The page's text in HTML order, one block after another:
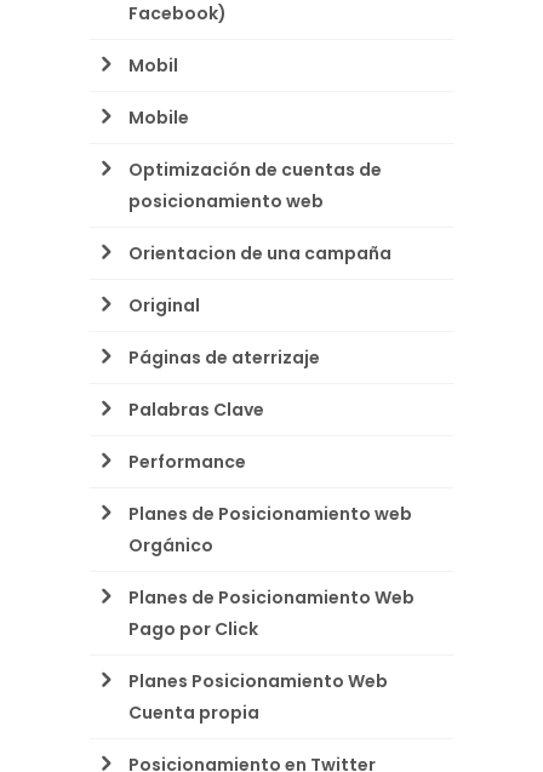
Facebook)
Mobil
Mobile
Optimización de cuentas de
posicionamiento web
Orientacion de una campaña
Original
Páginas de aterrizaje
Palabras Clave
Performance
Planes de Posicionamiento web
Orgánico
Planes de Posicionamiento Web
Pago por Click
Planes Posicionamiento Web
Cuenta propia
Posicionamiento en Twitter